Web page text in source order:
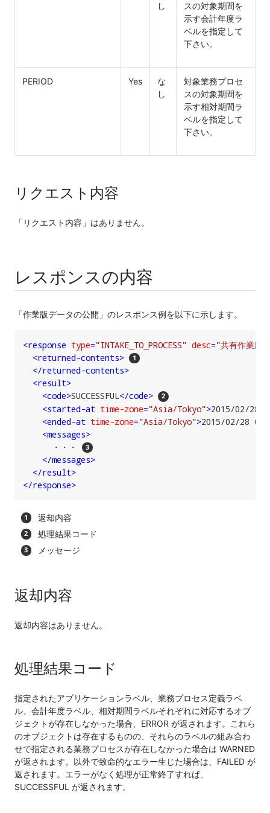
し
スの対象期間を
示す会計年度ラ
ベルを指定して
下さい。
PERIOD Yes
な
し
対象業務プロセ
スの対象期間を
示す相対期間ラ
ベルを指定して
下さい。
リクエスト内容
「リクエスト内容」はありません。
レスポンスの内容
「作業版データの公開」のレスポンス例を以下に示します。
<response type="INTAKE_TO_PROCESS" desc="共有作業版
<returned-contents>
</returned-contents>
<result>
<code>SUCCESSFUL</code>
<started-at time-zone="Asia/Tokyo">2015/02/28
<ended-at time-zone="Asia/Tokyo">2015/02/28
<messages>
      ・・・
</messages>
</result>
</response>
返却内容
処理結果コード
メッセージ
返却内容
返却内容はありません。
処理結果コード
指定されたアプリケーションラベル、業務プロセス定義ラベ
ル、会計年度ラベル、相対期間ラベルそれぞれに対応するオブ
ジェクトが存在しなかった場合、ERROR が返されます。これら
のオブジェクトは存在するものの、それらのラベルの組み合わ
せで指定される業務プロセスが存在しなかった場合は WARNED
が返されます。以外で致命的なエラー生じた場合は、FAILED が
返されます。エラーがなく処理が正常終了すれば、
SUCCESSFUL が返されます。